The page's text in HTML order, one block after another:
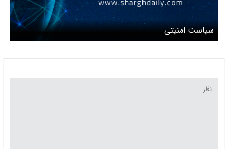
سیاست امنیتی